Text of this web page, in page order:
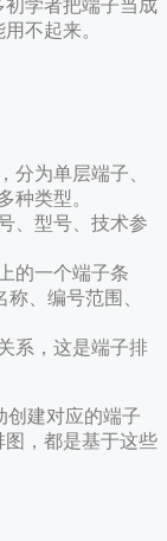
学者把端子当成
不起来。
分为单层端子、
种类型。
、型号、技术参
的一个端子条
、编号范围、
系，这是端子排
创建对应的端子
，都是基于这些